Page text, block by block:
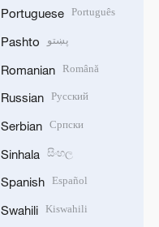
Portuguese Português
Pashto پښتو
Romanian Română
Russian Русский
Serbian Српски
Sinhala සිංහල
Spanish Español
Swahili Kiswahili